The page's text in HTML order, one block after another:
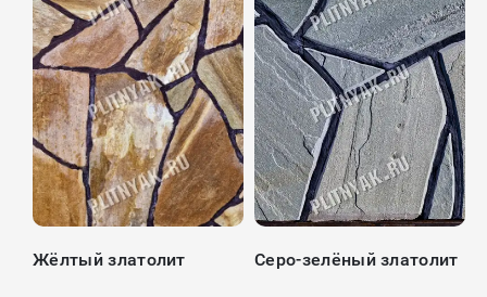
Жёлтый златолит Серо-зелёный златолит